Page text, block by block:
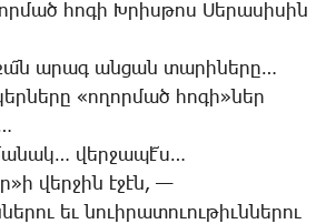
հո­գի Խ­րիս­թոս ­Սե­րա­սի­սին
ա­րագ ան­ցան տա­րի­նե­րը…
«ո­ղոր­մած հո­գի»ներ
վեր­ջա­պէ՜ս…
վեր­ջին է­ջէն, —
եւ նո­ւի­րա­տո­ւու­թիւն­նե­րու